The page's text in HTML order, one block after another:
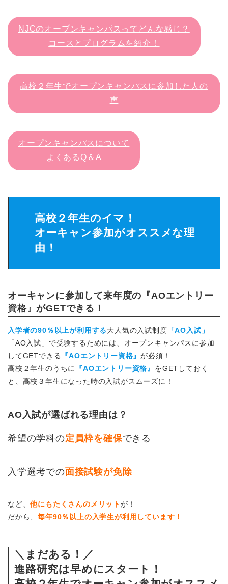
NJCのオープンキャンパスってどんな感じ？
コースとプログラムを紹介！
高校２年生でオープンキャンパスに参加した人の
声
オープンキャンパスについて
よくあるQ＆A
高校２年生のイマ！
オーキャン参加がオススメな理
由！
オーキャンに参加して来年度の『AOエントリー
資格』がGETできる！
入学者の90％以上が利用する大人気の入試制度 「AO入試」
「AO入試」で受験するためには、オープンキャンパスに参加
してGETできる
『AOエントリー資格』が必須！
高校２年生のうちに
『AOエントリー資格』 をGETしておく
と、高校３年生になった時の入試がスムーズに！
AO入試が選ばれる理由は？
希望の学科の定員枠を確保できる
入学選考での面接試験が免除
など、他にもたくさんのメリットが！
だから、毎年90％以上の入学生が利用しています！
＼まだある！／
進路研究は早めにスタート！